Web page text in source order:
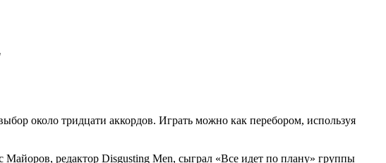
около тридцати аккордов. Играть можно как перебором, используя
редактор Disgusting Men, сыграл «Все идет по плану» группы